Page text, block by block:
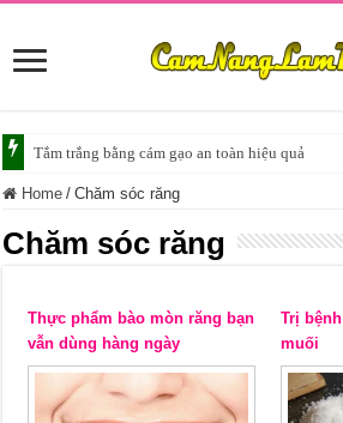
Tắm trắng bằng cám gạo an toàn hiệu quả
Home / Chăm sóc răng
Chăm sóc răng
Thực phẩm bào mòn răng bạn
vẫn dùng hàng ngày
Trị
muối